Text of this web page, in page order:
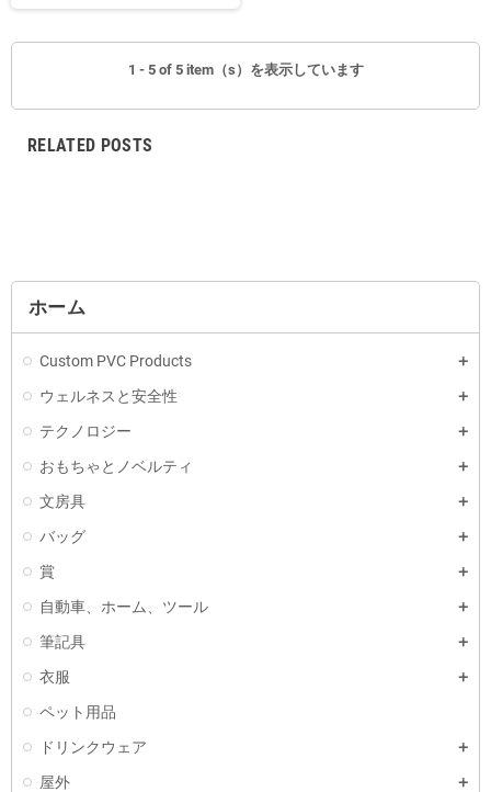
ホーム
Custom PVC Products
ウェルネスと安全性
テクノロジー
おもちゃとノベルティ
文房具
バッグ
賞
自動車、ホーム、ツール
筆記具
衣服
ペット用品
ドリンクウェア
屋外
1 - 5 of 5 item（s）を表示しています
RELATED POSTS